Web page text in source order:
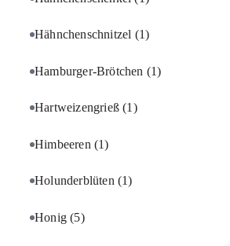
Hähnchenschnitzel (1)
Hamburger-Brötchen (1)
Hartweizengrieß(1)
Himbeeren (1)
Holunderblüten (1)
Honig(5)